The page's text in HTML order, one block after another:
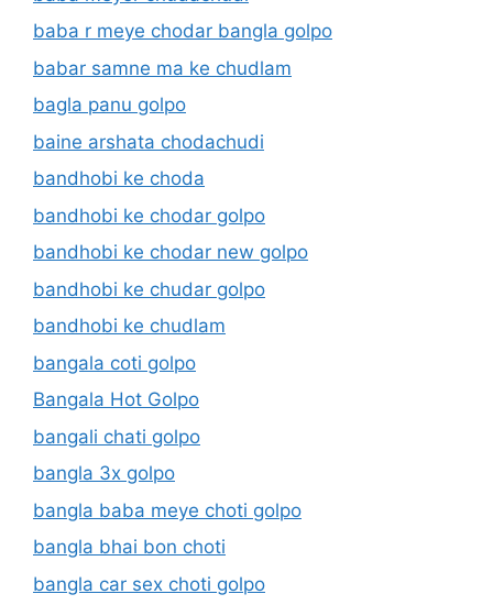
baba r meye chodar bangla golpo
babar samne ma ke chudlam
bagla panu golpo
baine arshata chodachudi
bandhobi ke choda
bandhobi ke chodar golpo
bandhobi ke chodar new golpo
bandhobi ke chudar golpo
bandhobi ke chudlam
bangala coti golpo
Bangala Hot Golpo
bangali chati golpo
bangla 3x golpo
bangla baba meye choti golpo
bangla bhai bon choti
bangla car sex choti golpo